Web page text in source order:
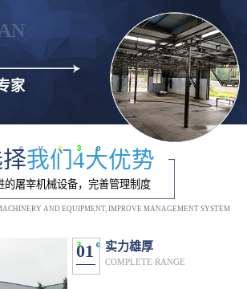
家
我们4大优势
的屠宰机械设备，完善管理制度
AND EQUIPMENT, IMPROVE MANAGEMENT SYSTEM
01 实力雄厚
COMPLETE RANGE